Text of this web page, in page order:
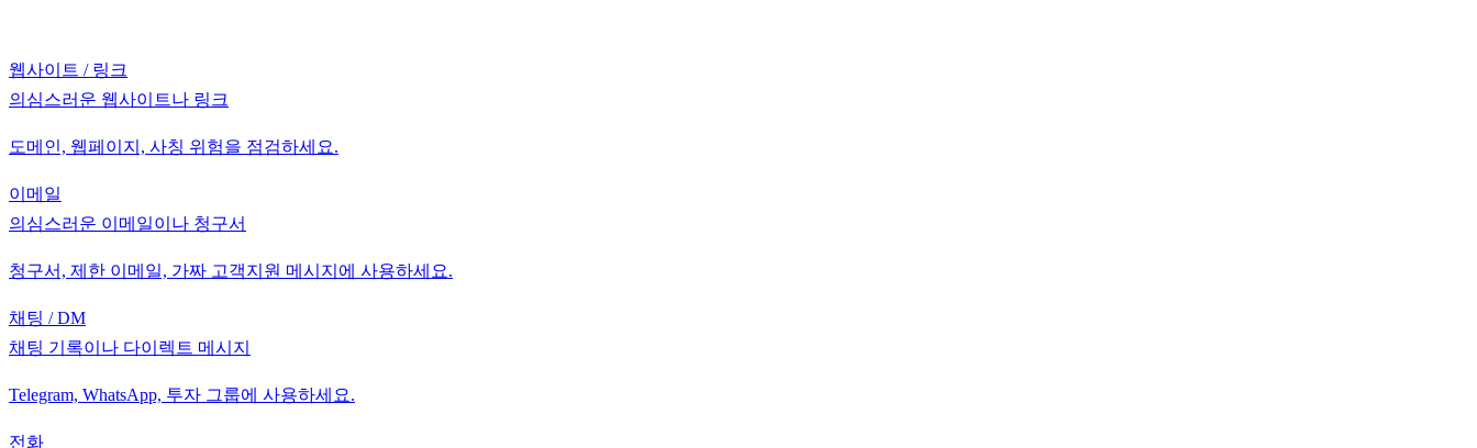
웹사이트 / 링크
의심스러운 웹사이트나 링크
도메인, 웹페이지, 사칭 위험을 점검하세요.
이메일
의심스러운 이메일이나 청구서
청구서, 제한 이메일, 가짜 고객지원 메시지에 사용하세요.
채팅 / DM
채팅 기록이나 다이렉트 메시지
Telegram, WhatsApp, 투자 그룹에 사용하세요.
전화